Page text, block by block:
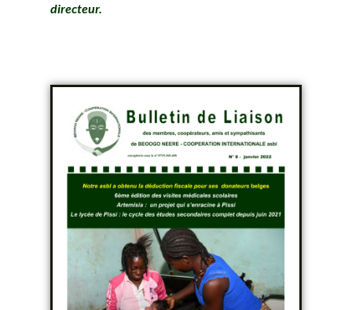
directeur.